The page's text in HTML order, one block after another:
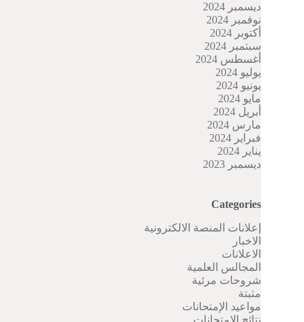
ديسمبر 2024
نوفمبر 2024
أكتوبر 2024
سبتمبر 2024
أغسطس 2024
يوليو 2024
يونيو 2024
مايو 2024
أبريل 2024
مارس 2024
فبراير 2024
يناير 2024
ديسمبر 2023
Categories
إعلانات المنصة الالكترونية
الاخبار
الاعلانات
المجالس العلمية
شروحات مرئية
مثبتة
مواعيد الإمتحانات
نتائج الامتحانات